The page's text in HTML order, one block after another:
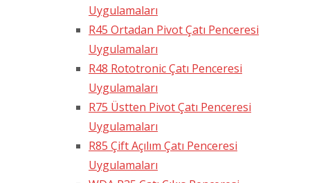
Uygulamaları
R45 Ortadan Pivot Çatı Penceresi
Uygulamaları
R48 Rototronic Çatı Penceresi
Uygulamaları
R75 Üstten Pivot Çatı Penceresi
Uygulamaları
R85 Çift Açılım Çatı Penceresi
Uygulamaları